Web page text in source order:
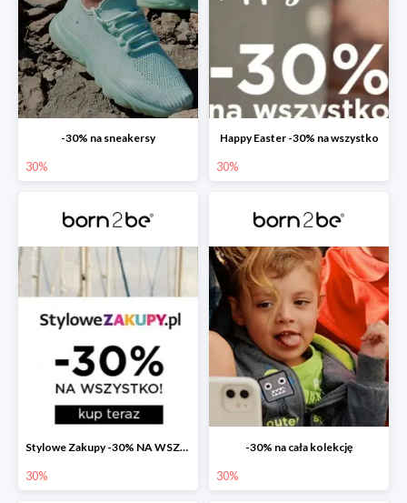
-30% na sneakersy
30%
Happy Easter -30% na wszystko
30%
Stylowe Zakupy -30% NA WSZYSTKO
30%
-30% na cała kolekcję
30%